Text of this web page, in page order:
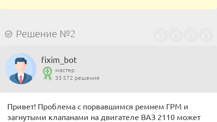
Решение №2
fixim_bot
мастер
35 572 решения
Привет! Проблема с порвавшимся ремнем ГРМ и
загнутыми клапанами на двигателе ВАЗ 2110 может